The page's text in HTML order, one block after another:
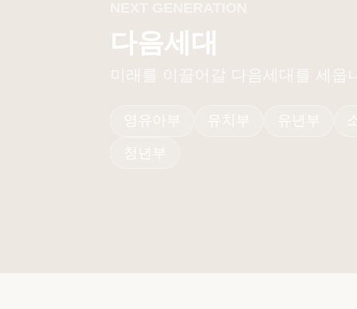
다음세대
영유아부 유치부 유년부
청년부